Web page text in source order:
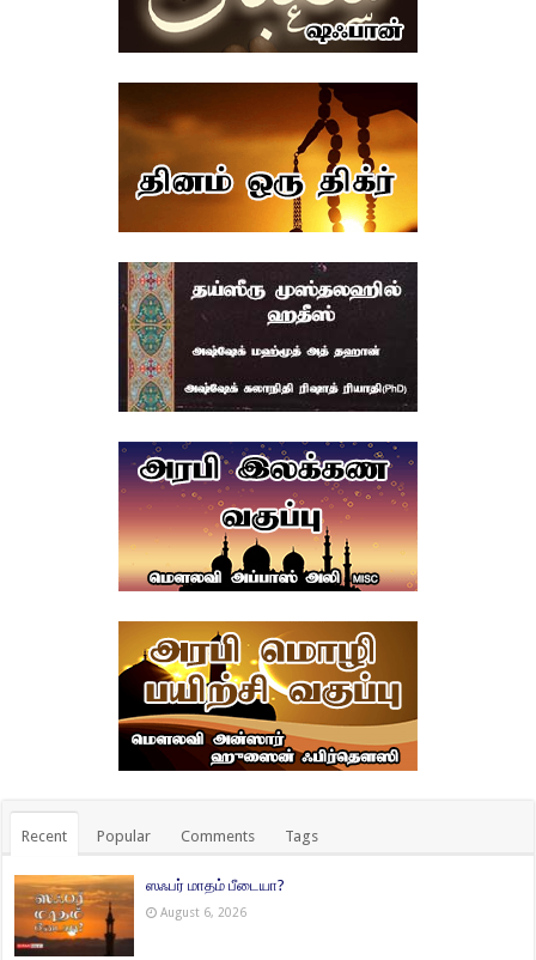
Recent Popular Comments Tags
ஸஃபர் மாதம் பீடையா?
August 6, 2026